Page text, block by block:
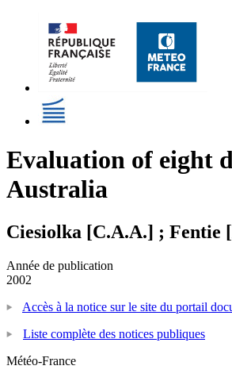
Evaluation of eight
Australia
Ciesiolka [C.A.A.] ;
Année de publication
2002
Accès à la notice sur le site du portail
Liste complète des notices publiques
Météo-France